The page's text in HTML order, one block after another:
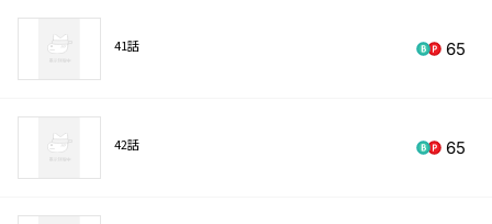
41話 65
42話 65